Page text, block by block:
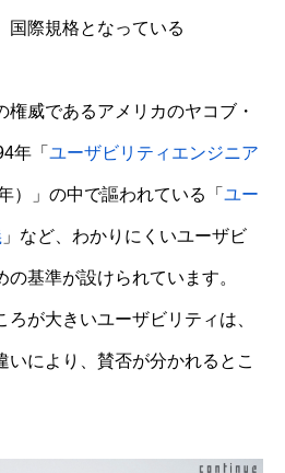
国際規格となっている
権威であるアメリカのヤコブ・
年「 ユーザビリティエンジニア
）」の中で謳われている「 ユー
」など、わかりにくいユーザビ
の基準が設けられています。
が大きいユーザビリティは、
いにより、賛否が分かれるとこ